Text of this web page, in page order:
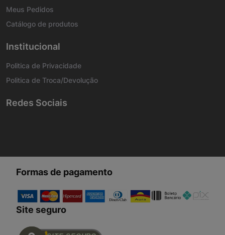
Meus Pedidos
Catálogo de produtos
Institucional
Politica de Privacidade
Politica de Troca/Devolução
Redes Sociais
Formas de pagamento
Site seguro